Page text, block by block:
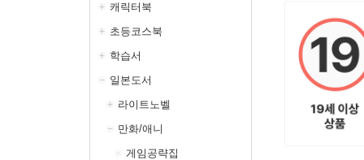
캐릭터북
초등코스북
학습서
일본도서
라이트노벨
만화/애니
게임공략집